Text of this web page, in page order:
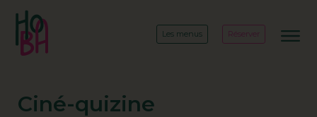
Les menus Réserver
Ciné-quizine